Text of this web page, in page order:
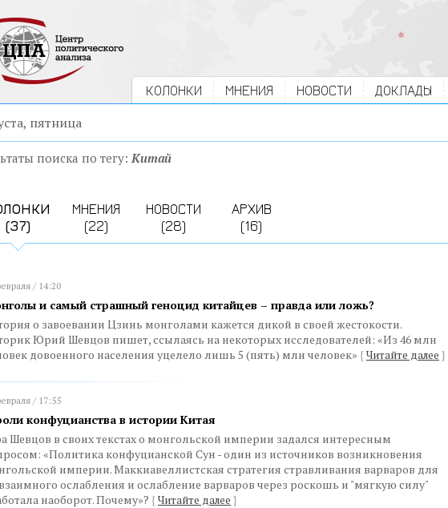
КОЛОНКИ МНЕНИЯ НОВОСТИ ДОКЛАДЫ
пятница
поиска по тегу:Китай
(37)
МНЕНИЯ
(22)
НОВОСТИ
(28)
АРХИВ
(16)
/ 14:20
и самый страшный геноцид китайцев – правда или ложь?
о завоевании Цзинь монголами кажется дикой в своей жестокости.
Юрий Шевцов пишет, ссылаясь на некоторых исследователей: «Из 46 млн
довоенного населения уцелело лишь 5 (пять) млн человек» { Читайте далее }
/ 17:55
конфуцианства в истории Китая
Шевцов в своих текстах о монгольской империи задался интересным
«Политика конфуцианской Сун - один из источников возникновения
империи. Маккиавеллистская стратегия стравливания варваров для
ослабления и ослабление варваров через роскошь и "мягкую силу"
наоборот. Почему»? { Читайте далее }